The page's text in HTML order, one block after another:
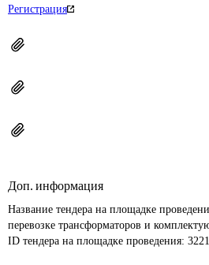
Регистрация
Доп. информация
Название тендера на площадке
перевозке трансформаторов и
ID тендера на площадке проведения: